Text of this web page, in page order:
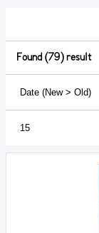
Found (79) result